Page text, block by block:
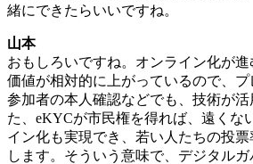
緒にできたらいいですね。
山本
おもしろいですね。オンライン化が
価値が相対的に上がっているので、
参加者の本人確認などでも、技術が活
た、eKYCが市民権を得れば、遠くな
イン化も実現でき、若い人たちの投
します。そういう意味で、デジタル